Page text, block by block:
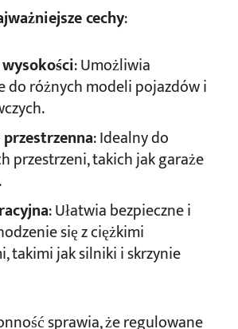
cechy​:
: Umożliwia
do różnych modeli pojazdów i
: Idealny do
przestrzeni, takich jak garaże
​: Ułatwia bezpieczne i
się z ciężkimi
takimi jak silniki i skrzynie
sprawia, że regulowane